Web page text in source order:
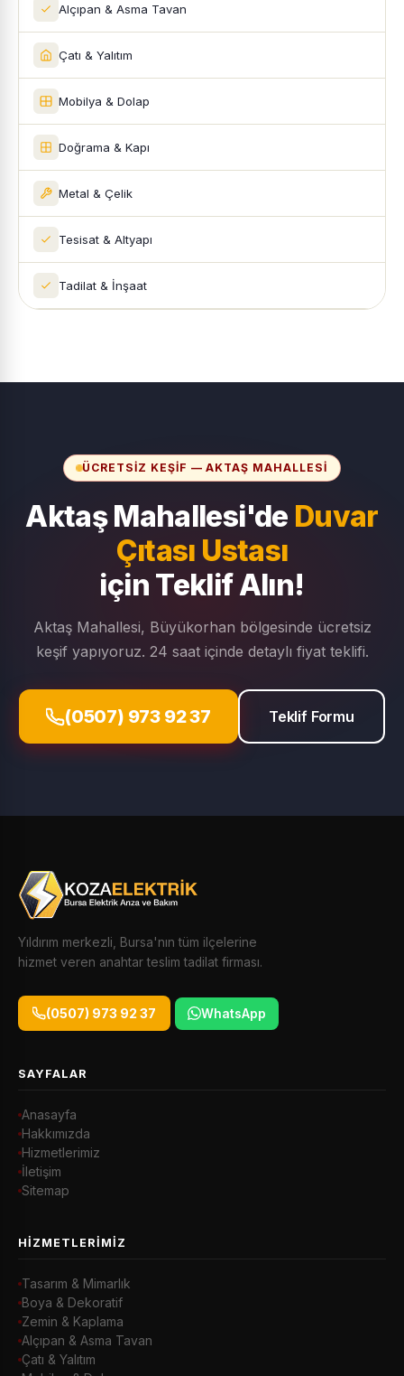
Alçıpan & Asma Tavan
Çatı & Yalıtım
Mobilya & Dolap
Doğrama & Kapı
Metal & Çelik
Tesisat & Altyapı
Tadilat & İnşaat
ÜCRETSIZ KEŞIF — AKTAŞ MAHALLESI
Aktaş Mahallesi'de Duvar
Çıtası Ustası
için Teklif Alın!
Aktaş Mahallesi, Büyükorhan bölgesinde ücretsiz
keşif yapıyoruz. 24 saat içinde detaylı fiyat teklifi.
(0507) 973 92 37 Teklif Formu
Yıldırım merkezli, Bursa'nın tüm ilçelerine
hizmet veren anahtar teslim tadilat firması.
(0507) 973 92 37 WhatsApp
SAYFALAR
Anasayfa
Hakkımızda
Hizmetlerimiz
İletişim
Sitemap
HIZMETLERIMIZ
Tasarım & Mimarlık
Boya & Dekoratif
Zemin & Kaplama
Alçıpan & Asma Tavan
Çatı & Yalıtım